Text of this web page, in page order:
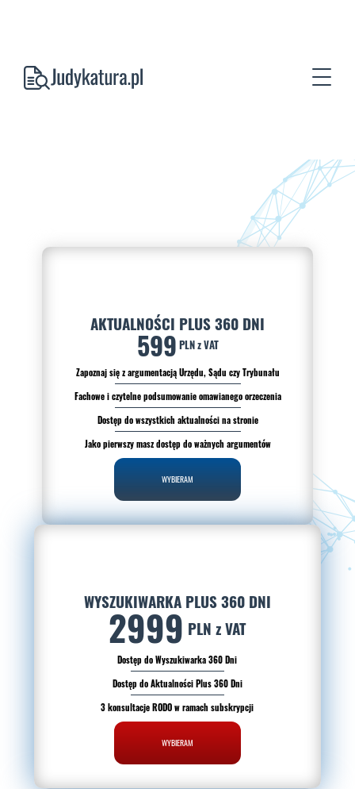
AKTUALNOŚCI PLUS 360 DNI
599 PLN z VAT
Zapoznaj się z argumentacją Urzędu, Sądu czy Trybunału
Fachowe i czytelne podsumowanie omawianego orzeczenia
Dostęp do wszystkich aktualności na stronie
Jako pierwszy masz dostęp do ważnych argumentów
WYBIERAM
WYSZUKIWARKA PLUS 360 DNI
2999 PLN z VAT
Dostęp do Wyszukiwarka 360 Dni
Dostęp do Aktualności Plus 360 Dni
3 konsultacje RODO w ramach subskrypcji
WYBIERAM